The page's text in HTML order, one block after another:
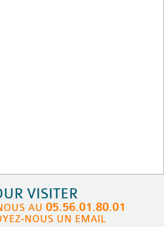
VISITER
AU 05.56.01.80.01
NOUS UN EMAIL